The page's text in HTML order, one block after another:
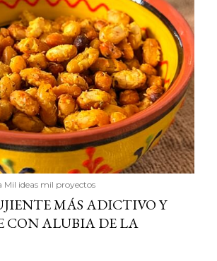
Mil ideas mil proyectos
MÁS ADICTIVO Y
CON ALUBIA DE LA